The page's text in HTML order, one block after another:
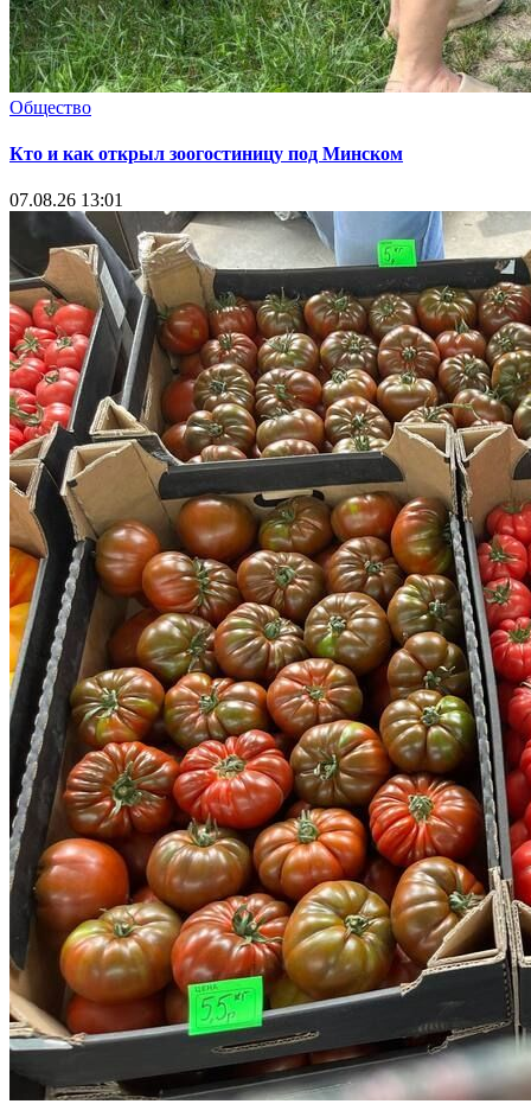
Общество
Кто и как открыл зоогостиницу под Минском
07.08.26 13:01